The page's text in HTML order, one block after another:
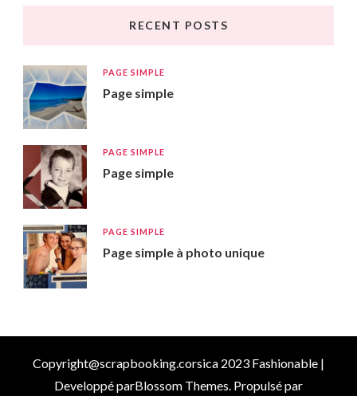
RECENT POSTS
PAGE SIMPLE
Page simple
PAGE SIMPLE
Page simple
PAGE SIMPLE
Page simple à photo unique
Copyright@scrapbooking.corsica 2023 Fashionable |
Developpé parBlossom Themes. Propulsé par